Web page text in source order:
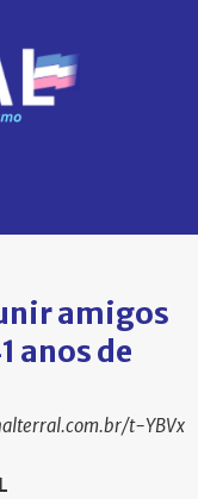
amigos
anos de
t-YBVx